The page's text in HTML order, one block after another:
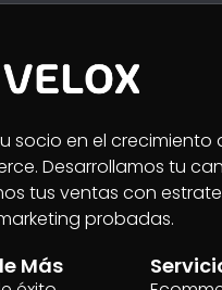
socio en el crecimiento
Desarrollamos tu
tus ventas con
probadas.
Más